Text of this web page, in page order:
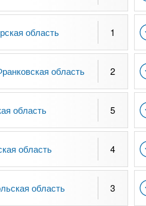
область 1
область 2
область 5
область 4
область 3